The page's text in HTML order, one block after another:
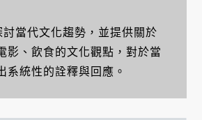
當代文化趨勢，並提供關於
影、飲食的文化觀點，對於當
系統性的詮釋與回應。